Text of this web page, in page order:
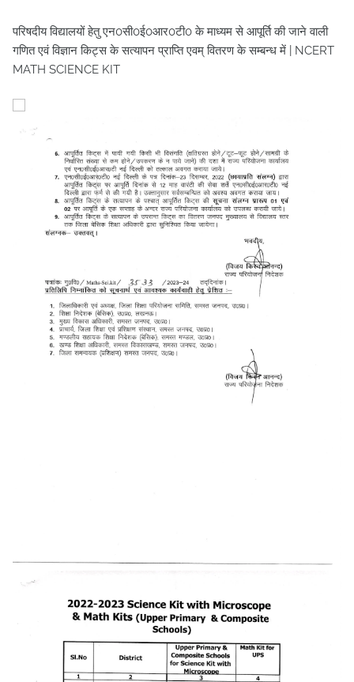
परिषदीय विद्यालयों हेतु एन0सी0ई0आर0टी0 के माध्यम से आपूर्ति की जाने वाली
गणित एवं विज्ञान किट्स के सत्यापन प्राप्ति एवम् वितरण के सम्बन्ध में | NCERT
MATH SCIENCE KIT